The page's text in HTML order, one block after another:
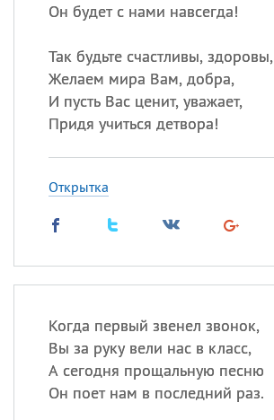
Он будет с нами навсегда!
Так будьте счастливы, здоровы,
Желаем мира Вам, добра,
И пусть Вас ценит, уважает,
Придя учиться детвора!
Открытка
Когда первый звенел звонок,
Вы за руку вели нас в класс,
А сегодня прощальную песню
Он поет нам в последний раз.